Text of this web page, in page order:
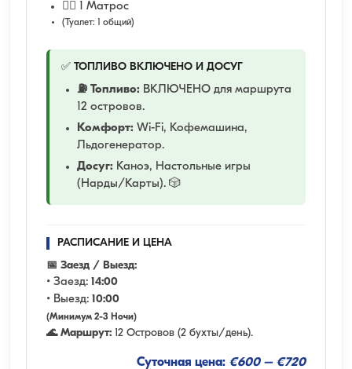
🧑‍✈️ 1 Матрос
(Туалет: 1 общий)
✅ ТОПЛИВО ВКЛЮЧЕНО И ДОСУГ
⛽ Топливо: ВКЛЮЧЕНО для маршрута
12 островов.
Комфорт: Wi-Fi, Кофемашина,
Льдогенератор.
Досуг: Каноэ, Настольные игры
(Нарды/Карты). 🎲
РАСПИСАНИЕ И ЦЕНА
📅 Заезд / Выезд:
• Заезд: 14:00
• Выезд: 10:00
(Минимум 2-3 Ночи)
🌊 Маршрут: 12 Островов (2 бухты/день).
Суточная цена: €600 – €720